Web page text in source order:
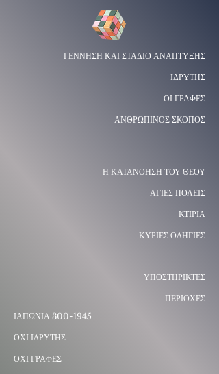
ΓΕΝΝΗΣΗ ΚΑΙ ΣΤΑΔΙΟ ΑΝΑΠΤΥΞΗΣ
ΙΔΡΥΤΗΣ
ΟΙ ΓΡΑΦΕΣ
ΑΝΘΡΩΠΙΝΟΣ ΣΚΟΠΟΣ
Η ΚΑΤΑΝΟΗΣΗ ΤΟΥ ΘΕΟΥ
ΑΓΙΕΣ ΠΟΛΕΙΣ
ΚΤΙΡΙΑ
ΚΥΡΙΕΣ ΟΔΗΓΙΕΣ
ΥΠΟΣΤΗΡΙΚΤΕΣ
ΠΕΡΙΟΧΕΣ
ΙΑΠΩΝΙΑ 300-1945
ΟΧΙ ΙΔΡΥΤΗΣ
ΟΧΙ ΓΡΑΦΕΣ